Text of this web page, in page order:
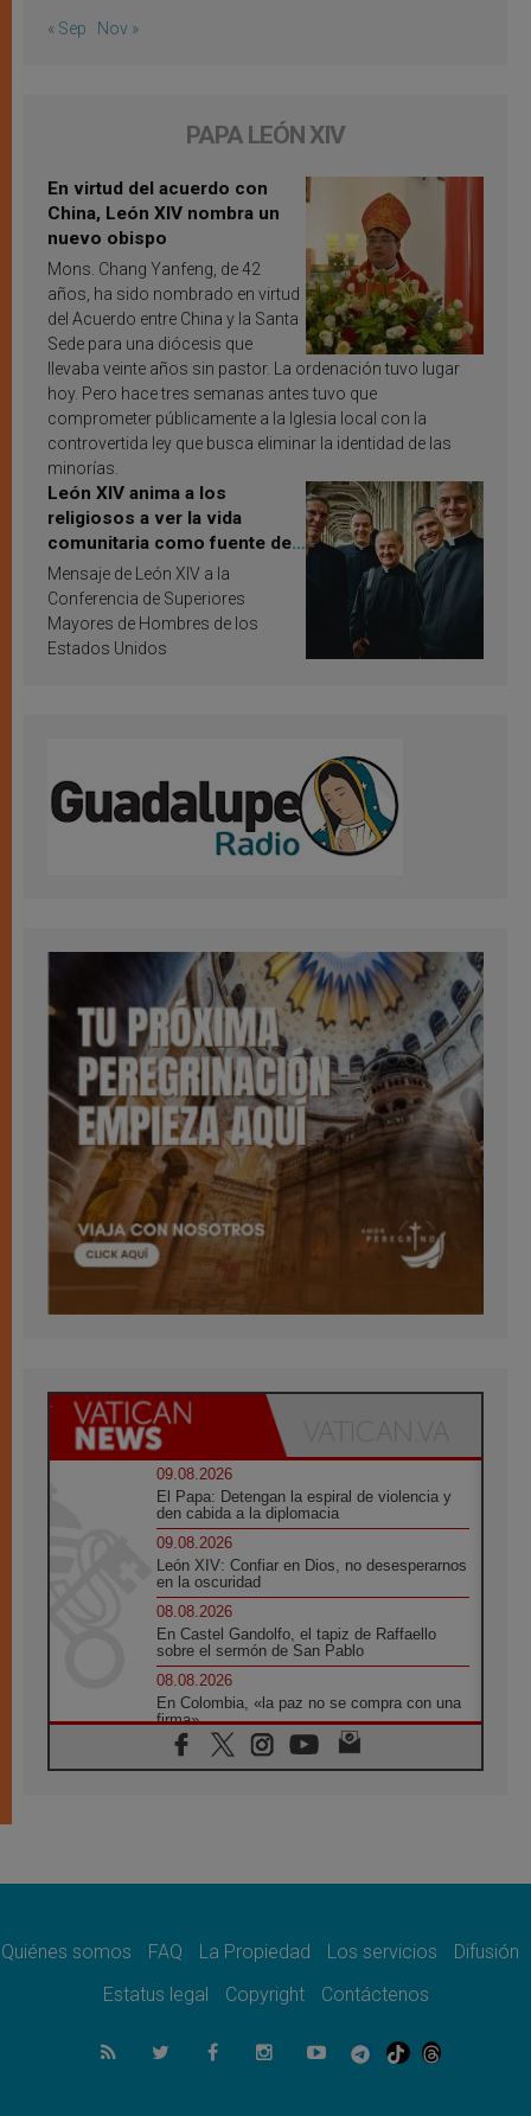
« Sep Nov »
PAPA LEÓN XIV
En virtud del acuerdo con
China, León XIV nombra un
nuevo obispo
Mons. Chang Yanfeng, de 42
años, ha sido nombrado en virtud
del Acuerdo entre China y la Santa
Sede para una diócesis que
llevaba veinte años sin pastor. La ordenación tuvo lugar
hoy. Pero hace tres semanas antes tuvo que
comprometer públicamente a la Iglesia local con la
controvertida ley que busca eliminar la identidad de las
minorías.
León XIV anima a los
religiosos a ver la vida
comunitaria como fuente de
inspiración y santificación
Mensaje de León XIV a la
Conferencia de Superiores
Mayores de Hombres de los
Estados Unidos
09.08.2026
El Papa: Detengan la espiral de violencia y
den cabida a la diplomacia
09.08.2026
León XIV: Confiar en Dios, no desesperarnos
en la oscuridad
08.08.2026
En Castel Gandolfo, el tapiz de Raffaello
sobre el sermón de San Pablo
08.08.2026
En Colombia, «la paz no se compra con una
firma»
08.08.2026
En Venezuela celebraron los 416 años del
08.08.2026
07.08.2026
se convierte en diócesis
Honduras: Los desplazados invisibles de una
crisis olvidada
Quiénes somos FAQ La Propiedad Los servicios
Difusión
Estatus legal
Copyright Contáctenos